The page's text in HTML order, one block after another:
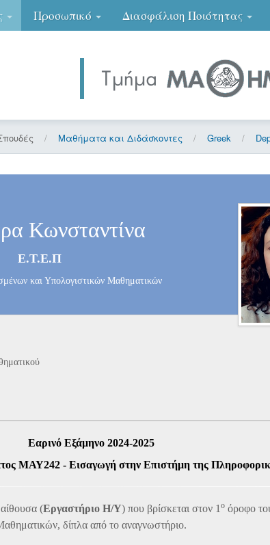
Προσωπικό Διασφάλιση Ποιότητας
/ Μαθήματα και Διδάσκοντες / Greek /
Κωνσταντίνα
Ε.Τ.Ε.Π
και Υπολογιστικών Μαθηματικών
Εαρινό Εξάμηνο 2024-2025
ΜΑΥ242 - Εισαγωγή στην Επιστήμη της
(Εργαστήριο Η/Υ)που βρίσκεται στον 1 οόροφο
δίπλα από το αναγνωστήριο.